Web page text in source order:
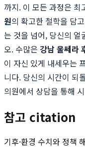
까지. 이 모든 과정은
원의 확고한 철학을 담
는 것을 넘어, 당신의 얼
오. 수많은 강남 울쎄라
이 자신 있게 내세우는
니다. 당신의 시간이 되
의원에서 상담을 통해
참고 citation
기후·환경 수치와 정책